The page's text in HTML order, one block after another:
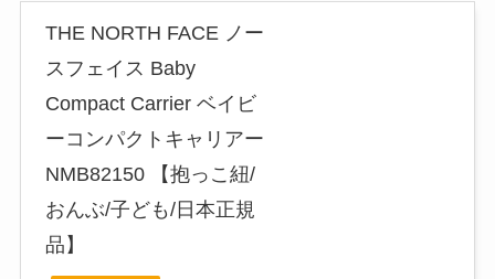
THE NORTH FACE ノー
スフェイス Baby
Compact Carrier ベイビ
ーコンパクトキャリアー
NMB82150 【抱っこ紐/
おんぶ/子ども/日本正規
品】